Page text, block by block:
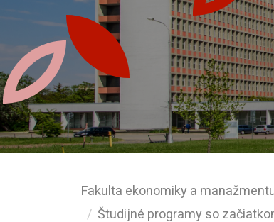
Fakulta ekonomiky a
Študijné programy so